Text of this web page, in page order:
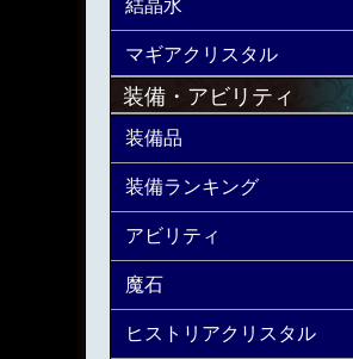
結晶水
マギアクリスタル
装備・アビリティ
装備品
装備ランキング
アビリティ
魔石
ヒストリアクリスタル